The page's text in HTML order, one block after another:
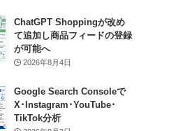
ChatGPT Shoppingが改め
て追加し商品フィードの登録
が可能へ
2026年8月4日
Google Search Consoleで
X･Instagram･YouTube･
TikTok分析